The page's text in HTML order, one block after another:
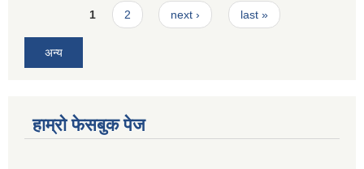
Pages1 2 next › last »
अन्य
हाम्रो फेसबुक पेज